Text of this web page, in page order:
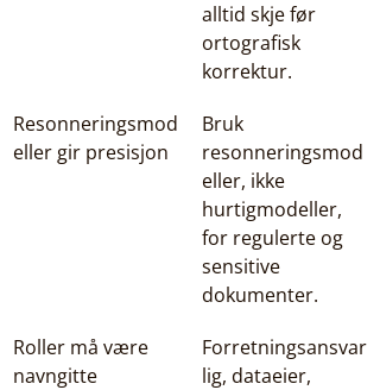
alltid skje før
ortografisk
korrektur.
Resonneringsmod
eller gir presisjon
Bruk
resonneringsmod
eller, ikke
hurtigmodeller,
for regulerte og
sensitive
dokumenter.
Roller må være
navngitte
Forretningsansvar
lig, dataeier,